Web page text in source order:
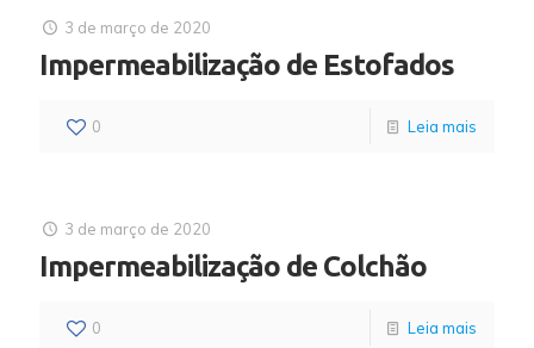
3 de março de 2020
Impermeabilização de Estofados
0 Leia mais
3 de março de 2020
Impermeabilização de Colchão
0 Leia mais